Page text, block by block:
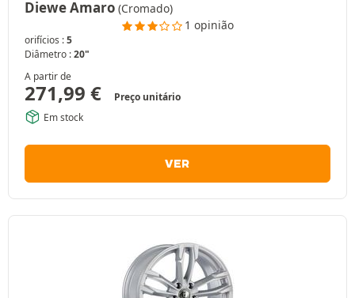
Diewe Amaro (Cromado)
1 opinião
orifícios :5
Diâmetro :20"
A partir de
271,99 €
Preço unitário
Em stock
VER